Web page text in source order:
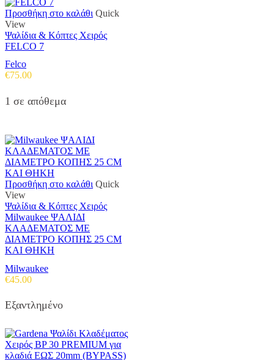
Προσθήκη στο καλάθι Quick
View
Ψαλίδια & Κόπτες Χειρός
FELCO 7
Felco
€75.00
1 σε απόθεμα
Προσθήκη στο καλάθι Quick
View
Ψαλίδια & Κόπτες Χειρός
Milwaukee ΨΑΛΙΔΙ
ΚΛΑΔΕΜΑΤΟΣ ΜΕ
ΔΙΑΜΕΤΡΟ ΚΟΠΗΣ 25 CM
ΚΑΙ ΘΗΚΗ
Milwaukee
€45.00
Εξαντλημένο